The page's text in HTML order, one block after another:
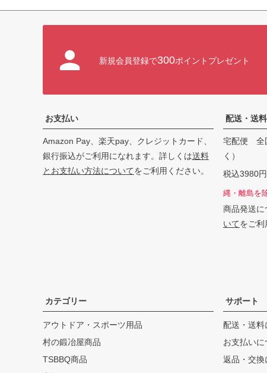
新規会員登録で300ポイントプレゼント
お支払い
Amazon Pay、楽天pay、クレジットカード、
銀行振込がご利用になれます。詳しくは送料
とお支払い方法についてをご利用ください。
配送・送料
宅配便 全
く）
税込3980
縄・離島を
商品発送に
いてをご利
カテゴリー
アウトドア・スポーツ用品
村の鍛冶屋商品
TSBBQ商品
サポート
配送・送料
お支払いに
返品・交換